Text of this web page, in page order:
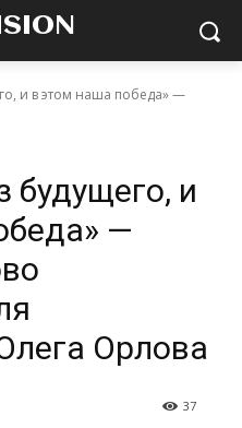
и в этом наша победа» —
будущего, и
—
Орлова
37